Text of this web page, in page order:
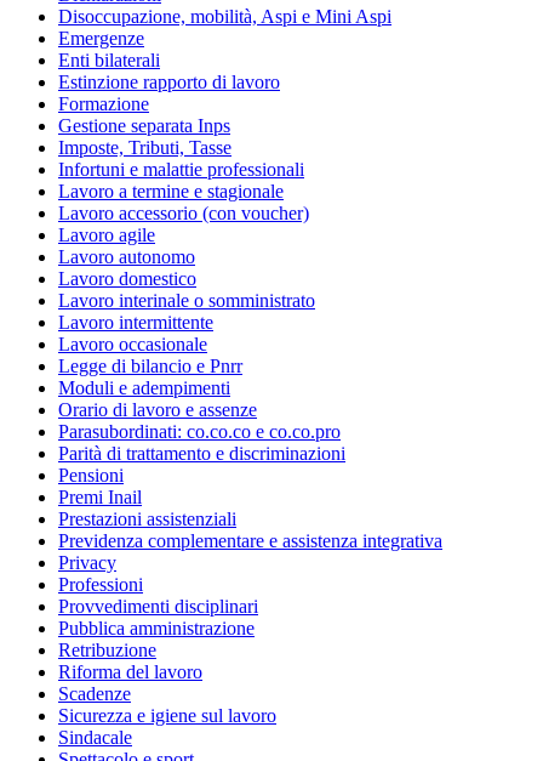
Disoccupazione, mobilità, Aspi e Mini Aspi
Emergenze
Enti bilaterali
Estinzione rapporto di lavoro
Formazione
Gestione separata Inps
Imposte, Tributi, Tasse
Infortuni e malattie professionali
Lavoro a termine e stagionale
Lavoro accessorio (con voucher)
Lavoro agile
Lavoro autonomo
Lavoro domestico
Lavoro interinale o somministrato
Lavoro intermittente
Lavoro occasionale
Legge di bilancio e Pnrr
Moduli e adempimenti
Orario di lavoro e assenze
Parasubordinati: co.co.co e co.co.pro
Parità di trattamento e discriminazioni
Pensioni
Premi Inail
Prestazioni assistenziali
Previdenza complementare e assistenza integrativa
Privacy
Professioni
Provvedimenti disciplinari
Pubblica amministrazione
Retribuzione
Riforma del lavoro
Scadenze
Sicurezza e igiene sul lavoro
Sindacale